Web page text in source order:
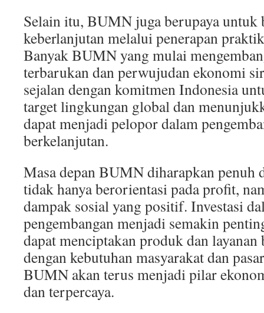
Selain itu, BUMN juga berupaya
keberlanjutan melalui penerapan
Banyak BUMN yang mulai
terbarukan dan perwujudan ekonomi
sejalan dengan komitmen Indonesia
target lingkungan global dan
dapat menjadi pelopor dalam
berkelanjutan.
Masa depan BUMN diharapkan penuh
tidak hanya berorientasi pada profit,
dampak sosial yang positif. Investasi
pengembangan menjadi semakin
dapat menciptakan produk dan layanan
dengan kebutuhan masyarakat dan
BUMN akan terus menjadi pilar
dan terpercaya.